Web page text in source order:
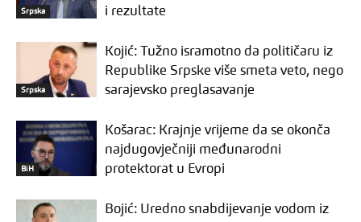
Srpska
i rezultate
Srpska
Kojić: Tužno isramotno da političaru iz
Republike Srpske više smeta veto, nego
sarajevsko preglasavanje
BiH
Košarac: Krajnje vrijeme da se okonča
najdugovječniji međunarodni
protektorat u Evropi
Bojić: Uredno snabdijevanje vodom iz